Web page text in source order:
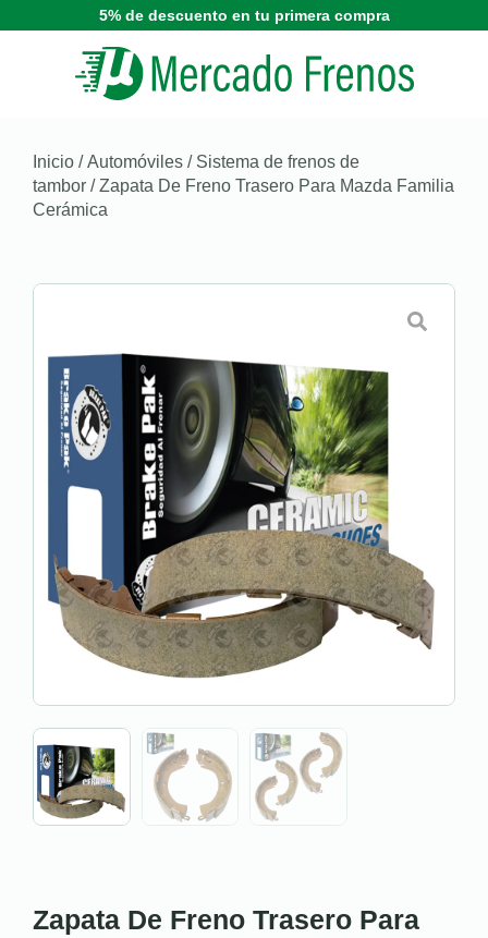
5% de descuento en tu primera compra
Inicio /Automóviles / Sistema de frenos de
tambor / Zapata De Freno Trasero Para Mazda Familia
Cerámica
Zapata De Freno Trasero Para